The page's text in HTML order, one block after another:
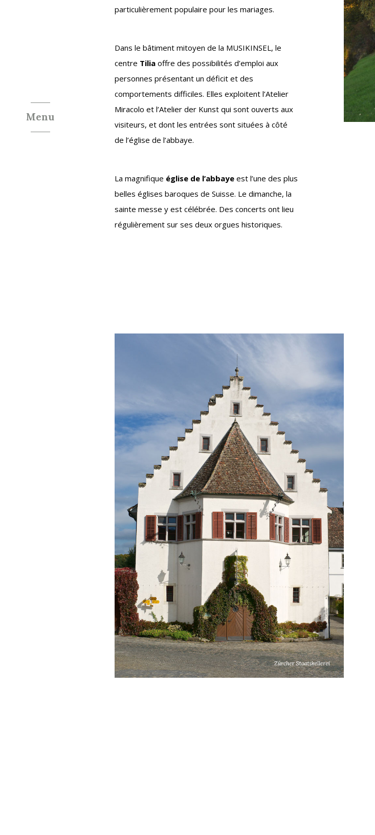
Menu
particulièrement populaire pour les mariages.
Dans le bâtiment mitoyen de la MUSIKINSEL, le
centre Tilia offre des possibilités d’emploi aux
personnes présentant un déficit et des
comportements difficiles. Elles exploitent l’Atelier
Miracolo et l’Atelier der Kunst qui sont ouverts aux
visiteurs, et dont les entrées sont situées à côté
de l’église de l’abbaye.
La magnifique église de l’abbaye est l’une des plus
belles églises baroques de Suisse. Le dimanche, la
sainte messe y est célébrée. Des concerts ont lieu
régulièrement sur ses deux orgues historiques.